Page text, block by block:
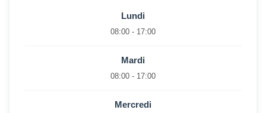
Lundi
08:00 - 17:00
Mardi
08:00 - 17:00
Mercredi